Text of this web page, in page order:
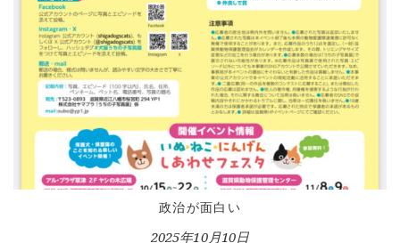
政治が面白い
2025年10月10日